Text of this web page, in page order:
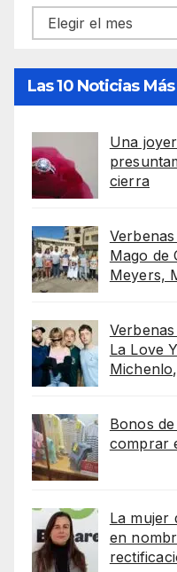
Archivos
Las 10 Noticias
Una
cierra
Mago de
Meyers,
La Love
Bonos
comprar
La mujer
en